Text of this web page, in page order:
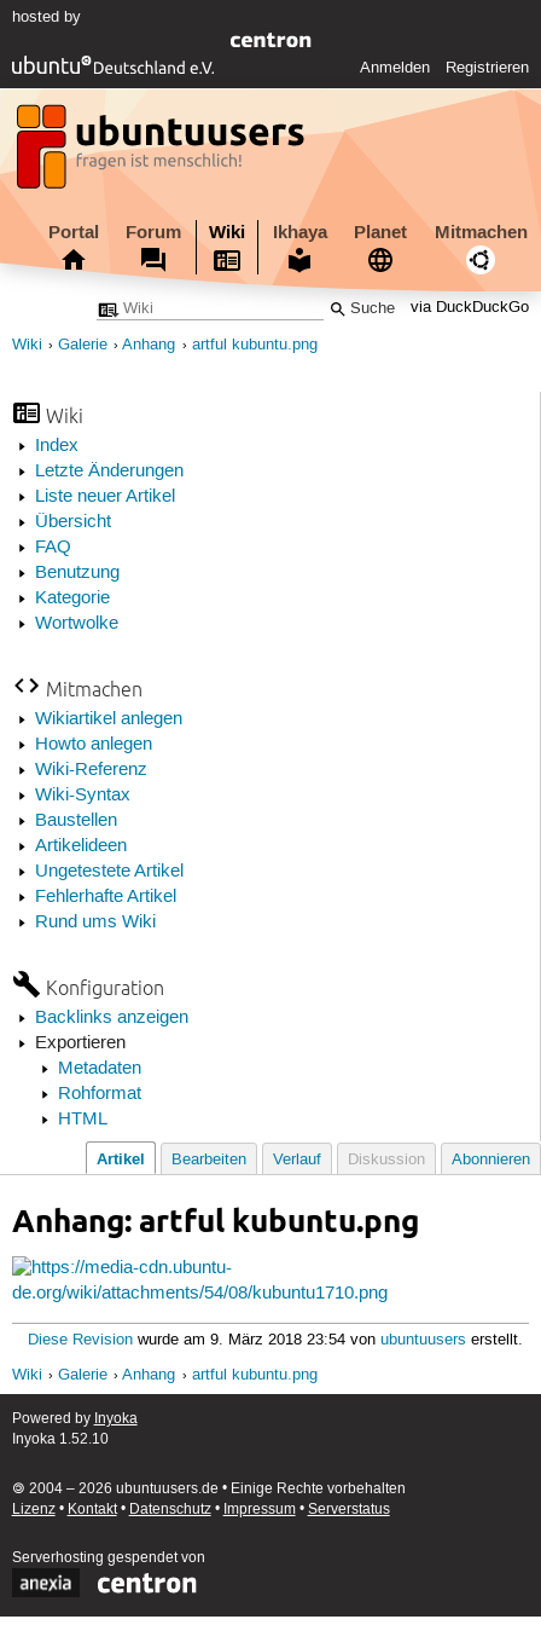
hosted by
Anmelden Registrieren
Portal Forum Wiki Ikhaya Planet Mitmachen
via DuckDuckGo
Wiki Galerie Anhang artful kubuntu.png
Wiki
Index
Letzte Änderungen
Liste neuer Artikel
Übersicht
FAQ
Benutzung
Kategorie
Wortwolke
Mitmachen
Wikiartikel anlegen
Howto anlegen
Wiki-Referenz
Wiki-Syntax
Baustellen
Artikelideen
Ungetestete Artikel
Fehlerhafte Artikel
Rund ums Wiki
Konfiguration
Backlinks anzeigen
Exportieren
Metadaten
Rohformat
HTML
Artikel Bearbeiten Verlauf Diskussion Abonnieren
Anhang: artful kubuntu.png
Diese Revision wurde am 9. März 2018 23:54 vonubuntuusers erstellt.
Wiki
Galerie Anhang artful kubuntu.png
Powered by Inyoka
Inyoka 1.52.10
🄯 2004 – 2026 ubuntuusers.de • Einige Rechte vorbehalten
Lizenz• Kontakt• Datenschutz• Impressum• Serverstatus
Serverhosting gespendet von